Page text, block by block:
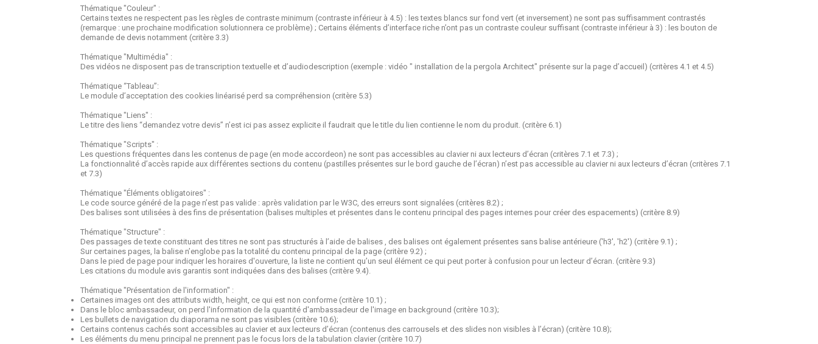
Thématique "Couleur" :
Certains textes ne respectent pas les règles de contraste minimum (contraste inférieur à 4.5) : les textes blancs sur fond vert (et inversement) ne sont pas suffisamment contrastés
(remarque : une prochaine modification solutionnera ce problème) ; Certains éléments d’interface riche n’ont pas un contraste couleur suffisant (contraste inférieur à 3) : les bouton de
demande de devis notamment (critère 3.3)
Thématique "Multimédia" :
Des vidéos ne disposent pas de transcription textuelle et d’audiodescription (exemple : vidéo " installation de la pergola Architect" présente sur la page d’accueil) (critères 4.1 et 4.5)
Thématique “Tableau”:
Le module d’acceptation des cookies linéarisé perd sa compréhension (critère 5.3)
Thématique "Liens" :
Le titre des liens “demandez votre devis” n’est ici pas assez explicite il faudrait que le title du lien contienne le nom du produit. (critère 6.1)
Thématique "Scripts" :
Les questions fréquentes dans les contenus de page (en mode accordeon) ne sont pas accessibles au clavier ni aux lecteurs d’écran (critères 7.1 et 7.3) ;
La fonctionnalité d’accès rapide aux différentes sections du contenu (pastilles présentes sur le bord gauche de l’écran) n’est pas accessible au clavier ni aux lecteurs d’écran (critères 7.1
et 7.3)
Thématique "Éléments obligatoires" :
Le code source généré de la page n’est pas valide : après validation par le W3C, des erreurs sont signalées (critères 8.2) ;
Des balises sont utilisées à des fins de présentation (balises multiples et présentes dans le contenu principal des pages internes pour créer des espacements) (critère 8.9)
Thématique "Structure" :
Des passages de texte constituant des titres ne sont pas structurés à l’aide de balises , des balises ont également présentes sans balise antérieure ('h3', 'h2') (critère 9.1) ;
Sur certaines pages, la balise n’englobe pas la totalité du contenu principal de la page (critère 9.2) ;
Dans le pied de page pour indiquer les horaires d'ouverture, la liste ne contient qu’un seul élément ce qui peut porter à confusion pour un lecteur d’écran. (critère 9.3)
Les citations du module avis garantis sont indiquées dans des balises (critère 9.4).
Thématique "Présentation de l'information" :
Certaines images ont des attributs width, height, ce qui est non conforme (critère 10.1) ;
Dans le bloc ambassadeur, on perd l'information de la quantité d'ambassadeur de l'image en background (critère 10.3);
Les bullets de navigation du diaporama ne sont pas visibles (critère 10.6);
Certains contenus cachés sont accessibles au clavier et aux lecteurs d’écran (contenus des carrousels et des slides non visibles à l’écran) (critère 10.8);
Les éléments du menu principal ne prennent pas le focus lors de la tabulation clavier (critère 10.7)